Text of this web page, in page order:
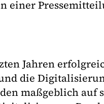
einer
Jahren
die
maßgeblich auf